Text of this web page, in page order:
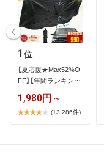
1 位
【​夏​応​援​★​M​a​x​5​2​%​O​
F​F​】​【​年​間​ラ​ン​キ​ン​グ​
1,980円～
(13,286件)